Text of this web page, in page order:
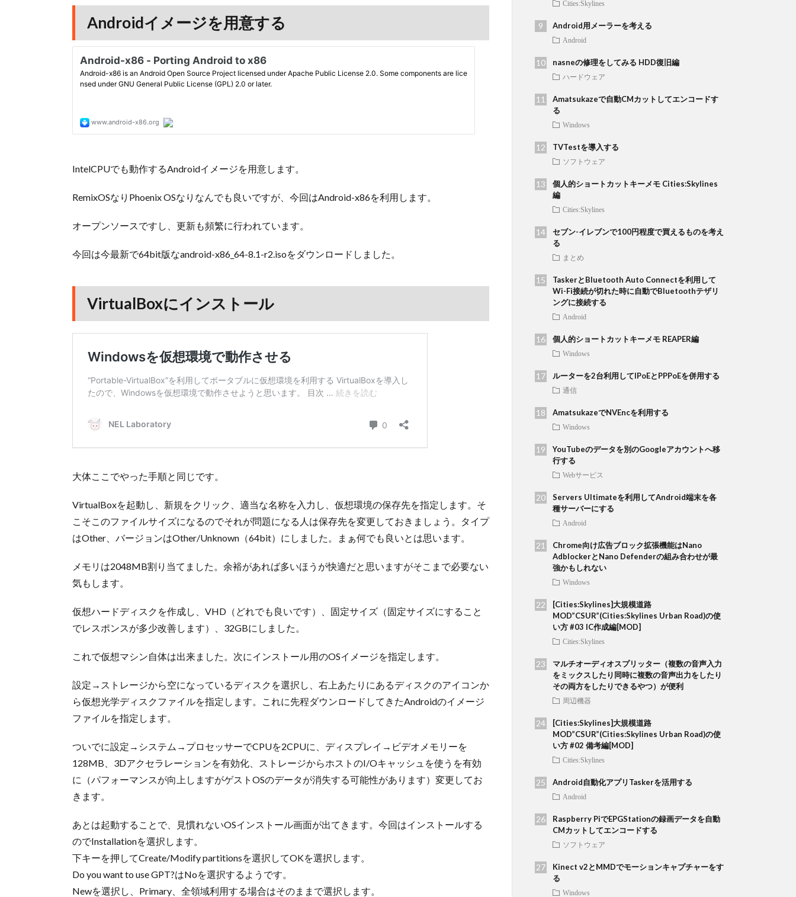
Androidイメージを用意する
IntelCPUでも動作するAndroidイメージを用意します。
RemixOSなりPhoenix OSなりなんでも良いですが、今回はAndroid-x86を利用します。
オープンソースですし、更新も頻繁に行われています。
今回は今最新で64bit版なandroid-x86_64-8.1-r2.isoをダウンロードしました。
VirtualBoxにインストール
大体ここでやった手順と同じです。
VirtualBoxを起動し、新規をクリック、適当な名称を入力し、仮想環境の保存先を指定します。そ
こそこのファイルサイズになるのでそれが問題になる人は保存先を変更しておきましょう。タイプ
はOther、バージョンはOther/Unknown（64bit）にしました。まぁ何でも良いとは思います。
メモリは2048MB割り当てました。余裕があれば多いほうが快適だと思いますがそこまで必要ない
気もします。
仮想ハードディスクを作成し、VHD（どれでも良いです）、固定サイズ（固定サイズにすること
でレスポンスが多少改善します）、32GBにしました。
これで仮想マシン自体は出来ました。次にインストール用のOSイメージを指定します。
設定→ストレージから空になっているディスクを選択し、右上あたりにあるディスクのアイコンか
ら仮想光学ディスクファイルを指定します。これに先程ダウンロードしてきたAndroidのイメージ
ファイルを指定します。
ついでに設定→システム→プロセッサーでCPUを2CPUに、ディスプレイ→ビデオメモリーを
128MB、3Dアクセラレーションを有効化、ストレージからホストのI/Oキャッシュを使うを有効
に（パフォーマンスが向上しますがゲストOSのデータが消失する可能性があります）変更してお
きます。
あとは起動することで、見慣れないOSインストール画面が出てきます。今回はインストールする
のでInstallationを選択します。
下キーを押してCreate/Modify partitionsを選択してOKを選択します。
Do you want to use GPT?はNoを選択するようです。
Newを選択し、Primary、全領域利用する場合はそのままで選択します。
Cities:Skylines
Android用メーラーを考える
Android
nasneの修理をしてみる HDD復旧編
ハードウェア
Amatsukazeで自動CMカットしてエンコードす
る
Windows
TVTestを導入する
ソフトウェア
個人的ショートカットキーメモ Cities:Skylines
編
Cities:Skylines
セブン-イレブンで100円程度で買えるものを考え
る
まとめ
TaskerとBluetooth Auto Connectを利用して
Wi-Fi接続が切れた時に自動でBluetoothテザリ
ングに接続する
Android
個人的ショートカットキーメモ REAPER編
Windows
ルーターを2台利用してIPoEとPPPoEを併用する
通信
AmatsukazeでNVEncを利用する
Windows
YouTubeのデータを別のGoogleアカウントへ移
行する
Webサービス
Servers Ultimateを利用してAndroid端末を各
種サーバーにする
Android
Chrome向け広告ブロック拡張機能はNano
AdblockerとNano Defenderの組み合わせが最
強かもしれない
Windows
[Cities:Skylines]大規模道路
MOD”CSUR”(Cities:Skylines Urban Road)の使
い方 #03 IC作成編[MOD]
Cities:Skylines
マルチオーディオスプリッター（複数の音声入力
をミックスしたり同時に複数の音声出力をしたり
その両方をしたりできるやつ）が便利
周辺機器
[Cities:Skylines]大規模道路
MOD”CSUR”(Cities:Skylines Urban Road)の使
い方 #02 備考編[MOD]
Cities:Skylines
Android自動化アプリTaskerを活用する
Android
Raspberry PiでEPGStationの録画データを自動
CMカットしてエンコードする
ソフトウェア
Kinect v2とMMDでモーションキャプチャーをす
る
Windows